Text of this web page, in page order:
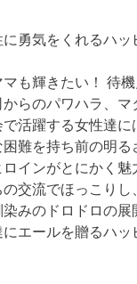
勇気をくれるハッ
も輝きたい！ 待
らのパワハラ、
活躍する女性達
難を持ち前の明る
インがとにかく魅
交流でほっこりし
みのドロドロの展
エールを贈るハッ